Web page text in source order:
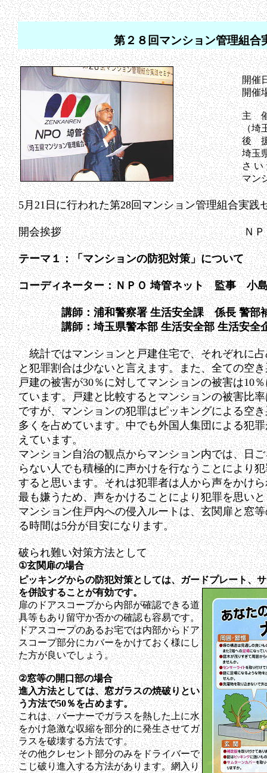
第２８回マンション管理組合
開催
開催
主
（埼
後
埼玉
さ い
マン
5月21日に行われた第28回マンション管理組合実
開会挨拶 ＮＰＯ 埼管ネッ
テーマ１：「マンションの防犯対策」について
コーディネーター：ＮＰＯ 埼管ネット 監事 小
講師：浦和警察署 生活安全課 係長 警部
講師：埼玉県警本部 生活安全部 生活安全企
統計ではマンションと戸建住宅で、それぞれに
と犯罪割合は少ないと言えます。また、全ての空
戸建の被害が30％に対してマンションの被害は10
ています。戸建と比較するとマンションの被害比
ですが、マンションの犯罪はピッキングによる空
多くを占めています。中でも外国人集団による犯
えています。
マンション自治の観点からマンション内では、日
らない人でも積極的に声かけを行なうことにより
すると思います。それは犯罪者は人から声をかけ
最も嫌うため、声をかけることにより犯罪を思い
マンション住戸内への侵入ルートは、玄関扉と窓
る時間は5分が目安になります。
破られ難い対策方法として
①玄関扉の場合
ピッキングからの防犯対策としては、ガードプレート、
を併設することが有効です。
扉のドアスコープから内部が確認できる道
具等もあり留守か否かの確認も容易です。
ドアスコープのあるお宅では内部からドア
スコープ部分にカバーをかけておく様にし
た方が良いでしょう。
②窓等の開口部の場合
進入方法としては、窓ガラスの焼破りとい
う方法で50％を占めます。
これは、バーナーでガラスを熱した上に水
をかけ急激な収縮を部分的に発生させてガ
ラスを破壊する方法です。
その他クレセント部分のみをドライバーで
こじ破り進入する方法があります。網入り